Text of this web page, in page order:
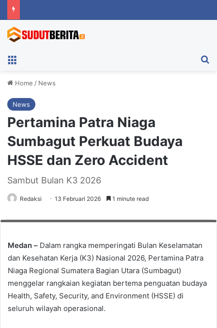
Home / News
News
Pertamina Patra Niaga
Sumbagut Perkuat Budaya
HSSE dan Zero Accident
Sambut Bulan K3 2026
Redaksi 13 Februari 2026 1 minute read
Medan – Dalam rangka memperingati Bulan Keselamatan
dan Kesehatan Kerja (K3) Nasional 2026, Pertamina Patra
Niaga Regional Sumatera Bagian Utara (Sumbagut)
menggelar rangkaian kegiatan bertema penguatan budaya
Health, Safety, Security, and Environment (HSSE) di
seluruh wilayah operasional.